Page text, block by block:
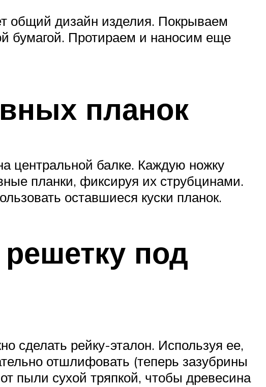
общий дизайн изделия. Покрываем
бумагой. Протираем и наносим еще
планок
центральной балке. Каждую ножку
планки, фиксируя их струбцинами.
оставшиеся куски планок.
под
сделать рейку-эталон. Используя ее,
отшлифовать (теперь зазубрины
пыли сухой тряпкой, чтобы древесина